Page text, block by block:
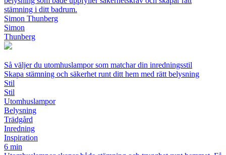
stämning i ditt badrum.
Simon Thunberg
Simon
Thunberg
Så väljer du utomhuslampor som matchar din inredningsstil
Skapa stämning och säkerhet runt ditt hem med rätt belysning
Stil
Stil
Utomhuslampor
Belysning
Trädgård
Inredning
Inspiration
6 min